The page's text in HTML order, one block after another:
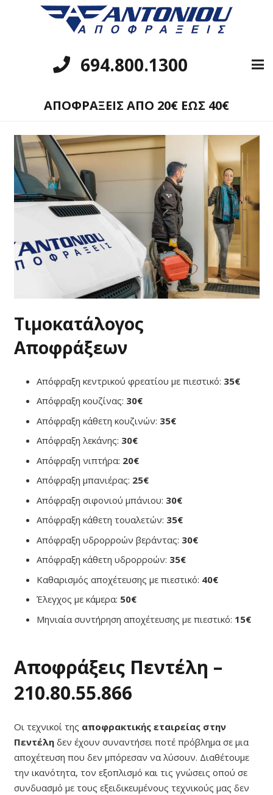
694.800.1300
ΑΠΟΦΡΑΞΕΙΣ ΑΠΟ 20€ ΕΩΣ 40€
Τιμοκατάλογος
Αποφράξεων
Απόφραξη κεντρικού φρεατίου με πιεστικό: 35€
Απόφραξη κουζίνας: 30€
Απόφραξη κάθετη κουζινών: 35€
Απόφραξη λεκάνης: 30€
Απόφραξη νιπτήρα: 20€
Απόφραξη μπανιέρας: 25€
Απόφραξη σιφονιού μπάνιου: 30€
Απόφραξη κάθετη τουαλετών: 35€
Απόφραξη υδρορροών βεράντας: 30€
Απόφραξη κάθετη υδρορροών: 35€
Καθαρισμός αποχέτευσης με πιεστικό: 40€
Έλεγχος με κάμερα: 50€
Μηνιαία συντήρηση αποχέτευσης με πιεστικό: 15€
Αποφράξεις Πεντέλη –
210.80.55.866
Οι τεχνικοί της αποφρακτικής εταιρείας στην
Πεντέληδεν έχουν συναντήσει ποτέ πρόβλημα σε μια
αποχέτευση που δεν μπόρεσαν να λύσουν. Διαθέτουμε
την ικανότητα, τον εξοπλισμό και τις γνώσεις οπού σε
συνδυασμό με τους εξειδικευμένους τεχνικούς μας δεν